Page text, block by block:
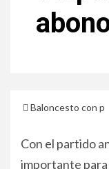
Baloncesto con p
Con el partido
importante